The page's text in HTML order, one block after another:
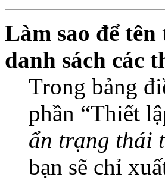
Làm sao để
danh sách các
Trong bảng
phần “Thiết
ẩn trạng thái
bạn sẽ chỉ